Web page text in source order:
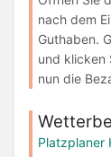
nach dem
Guthaben.
und klicken
nun die
Platzplaner